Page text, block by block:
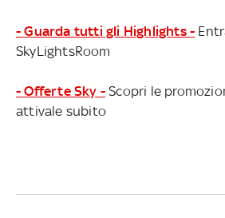
- Guarda tutti gli Highlights -
SkyLightsRoom
- Offerte Sky - Scopri le
attivale subito